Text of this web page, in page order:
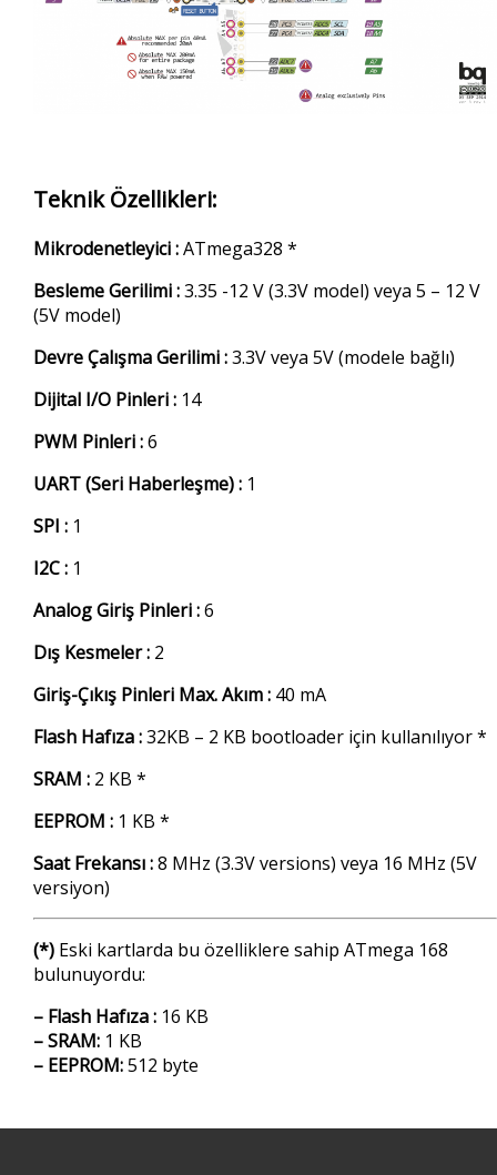
Teknik Özellikleri:
Mikrodenetleyici :ATmega328 *
Besleme Gerilimi :3.35 -12 V (3.3V model) veya 5 – 12 V
(5V model)
Devre Çalışma Gerilimi :3.3V veya 5V (modele bağlı)
Dijital I/O Pinleri : 14
PWM Pinleri :6
UART (Seri Haberleşme) : 1
SPI : 1
I2C : 1
Analog Giriş Pinleri :6
Dış Kesmeler : 2
Giriş-Çıkış Pinleri Max. Akım : 40 mA
Flash Hafıza :32KB – 2 KB bootloader için kullanılıyor *
SRAM : 2 KB *
EEPROM : 1 KB *
Saat Frekansı :8 MHz (3.3V versions) veya 16 MHz (5V
versiyon)
(*) Eski kartlarda bu özelliklere sahip ATmega 168
bulunuyordu:
– Flash Hafıza : 16 KB
– SRAM: 1 KB
– EEPROM:512 byte